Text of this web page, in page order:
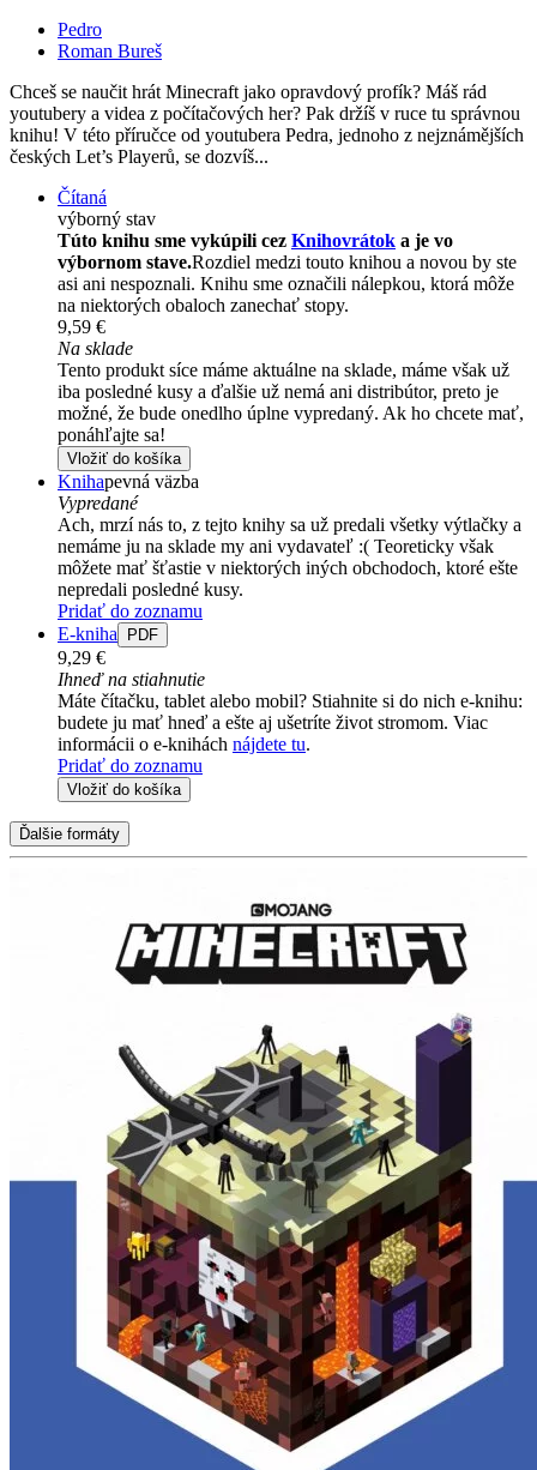
Pedro
Roman Bureš
Chceš se naučit hrát Minecraft jako opravdový profík? Máš rád
youtubery a videa z počítačových her? Pak držíš v ruce tu správnou
knihu! V této příručce od youtubera Pedra, jednoho z nejznámějších
českých Let’s Playerů, se dozvíš...
Čítaná
výborný stav
Túto knihu sme vykúpili cez Knihovrátok a je vo
výbornom stave.Rozdiel medzi touto knihou a novou by ste
asi ani nespoznali. Knihu sme označili nálepkou, ktorá môže
na niektorých obaloch zanechať stopy.
9,59 €
Na sklade
Tento produkt síce máme aktuálne na sklade, máme však už
iba posledné kusy a ďalšie už nemá ani distribútor, preto je
možné, že bude onedlho úplne vypredaný. Ak ho chcete mať,
ponáhľajte sa!
Vložiť do košíka
Knihapevná väzba
Vypredané
Ach, mrzí nás to, z tejto knihy sa už predali všetky výtlačky a
nemáme ju na sklade my ani vydavateľ :( Teoreticky však
môžete mať šťastie v niektorých iných obchodoch, ktoré ešte
nepredali posledné kusy.
Pridať do zoznamu
E-kniha
PDF
9,29 €
Ihneď na stiahnutie
Máte čítačku, tablet alebo mobil? Stiahnite si do nich e-knihu:
budete ju mať hneď a ešte aj ušetríte život stromom. Viac
informácii o e-knihách nájdete tu.
Pridať do zoznamu
Vložiť do košíka
Ďalšie formáty